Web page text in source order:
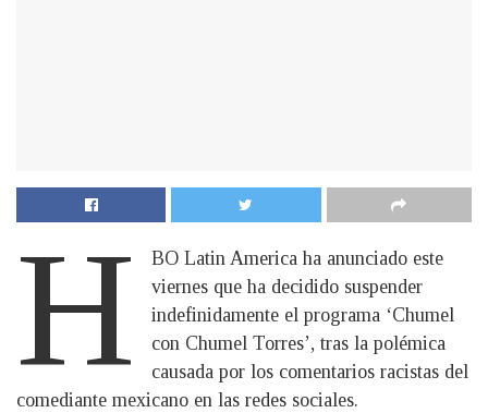
H
BO Latin America ha anunciado este
viernes que ha decidido suspender
indefinidamente el programa ‘Chumel
con Chumel Torres’, tras la polémica
causada por los comentarios racistas del
comediante mexicano en las redes sociales.